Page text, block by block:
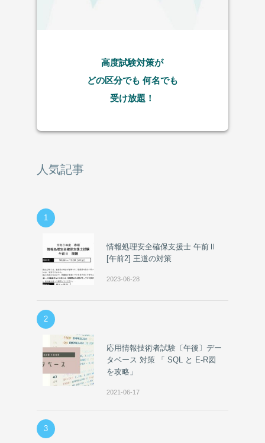
高度試験対策が
どの区分でも 何名でも
受け放題！
人気記事
1
情報処理安全確保支援士 午前Ⅱ
[午前2] 王道の対策
2023-06-28
2
応用情報技術者試験〔午後〕デー
タベース 対策 「 SQL と E-R図
を攻略」
2021-06-17
3